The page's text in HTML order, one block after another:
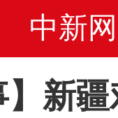
中新网
】新